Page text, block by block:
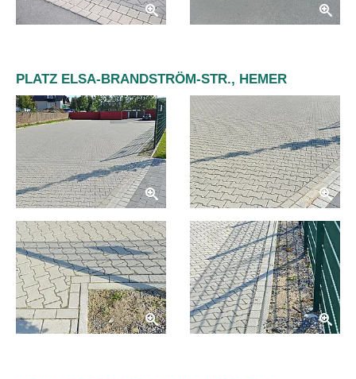
PLATZ ELSA-BRANDSTRÖM-STR., HEMER